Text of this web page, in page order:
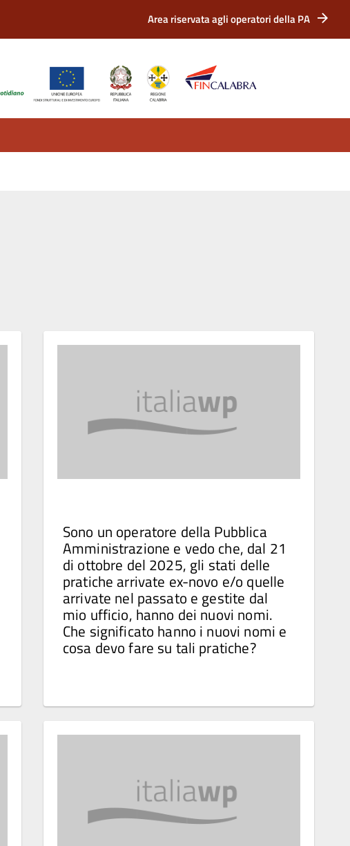
Area riservata agli operatori della PA
Sono un operatore della Pubblica
Amministrazione e vedo che, dal 21
di ottobre del 2025, gli stati delle
pratiche arrivate ex-novo e/o quelle
arrivate nel passato e gestite dal
mio ufficio, hanno dei nuovi nomi.
Che significato hanno i nuovi nomi e
cosa devo fare su tali pratiche?